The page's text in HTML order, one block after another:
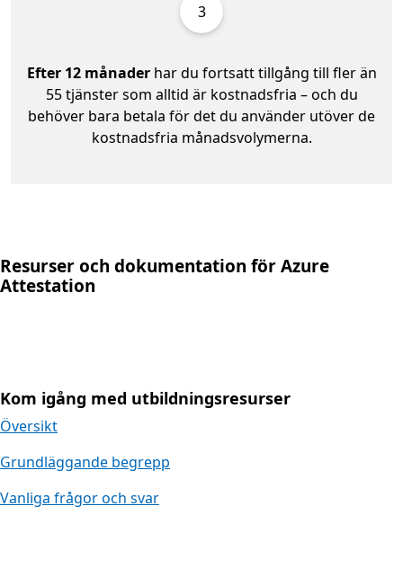
3
Efter 12 månaderhar du fortsatt tillgång till fler än
55 tjänster som alltid är kostnadsfria – och du
behöver bara betala för det du använder utöver de
kostnadsfria månadsvolymerna.
Resurser och dokumentation för Azure
Attestation
Kom igång med utbildningsresurser
Översikt
Grundläggande begrepp
Vanliga frågor och svar